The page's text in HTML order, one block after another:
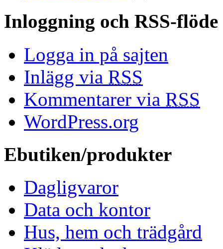
Inloggning och RSS-flöde
Logga in på sajten
Inlägg via RSS
Kommentarer via RSS
WordPress.org
Ebutiken/produkter
Dagligvaror
Data och kontor
Hus, hem och trädgård